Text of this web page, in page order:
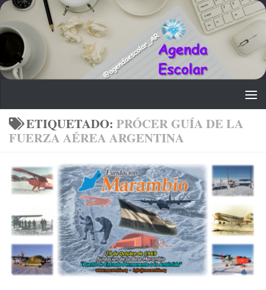
Saltar al contenido
ETIQUETADO: PRÓCER GUÍA DE LA
FUERZA AÉREA ARGENTINA